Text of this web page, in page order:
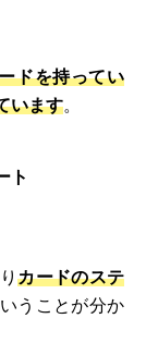
ドを持ってい
います。
ト
カードのステ
うことが分か